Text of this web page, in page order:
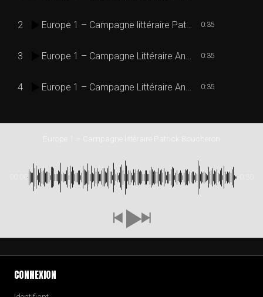
2 Europe 1 – Campagne littéraire Patrick Boucheron instrumental 0:35
3 Europe 1 – Campagne Littéraire Annie Duperey 0:35
4 Europe 1 – Campagne Littéraire Annie Duperey instrumental 0:35
CONNEXION